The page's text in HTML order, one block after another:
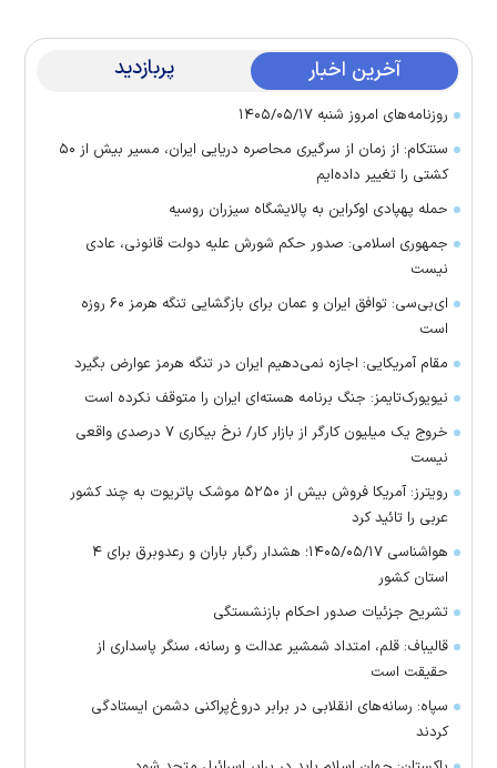
آخرین اخبار پربازدید
روزنامه‌های امروز شنبه ۱۴۰۵/۰۵/۱۷
سنتکام: از زمان از سرگیری محاصره دریایی ایران، مسیر بیش از ۵۰
کشتی را تغییر داده‌ایم
حمله پهپادی اوکراین به پالایشگاه سیزران روسیه
جمهوری اسلامی: صدور حکم شورش علیه دولت قانونی، عادی
نیست
ای‌بی‌سی: توافق ایران و عمان برای بازگشایی تنگه هرمز ۶۰ روزه
است
مقام آمریکایی: اجازه نمی‌دهیم ایران در تنگه هرمز عوارض بگیرد
نیویورک‌تایمز: جنگ برنامه هسته‌ای ایران را متوقف نکرده است
خروج یک میلیون کارگر از بازار کار/ نرخ بیکاری ۷ درصدی واقعی
نیست
رویترز: آمریکا فروش بیش از ۵۲۵۰ موشک پاتریوت به چند کشور
عربی را تائید کرد
هواشناسی ۱۴۰۵/۰۵/۱۷؛ هشدار رگبار باران و رعدوبرق برای ۴
استان کشور
تشریح جزئیات صدور احکام بازنشستگی
قالیباف: قلم، امتداد شمشیر عدالت و رسانه، سنگر پاسداری از
حقیقت است
سپاه: رسانه‌های انقلابی در برابر دروغ‌پراکنی دشمن ایستادگی
کردند